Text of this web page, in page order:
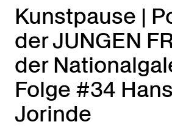
Kunstpause |
der JUNGEN
der
Folge #34
Jorinde